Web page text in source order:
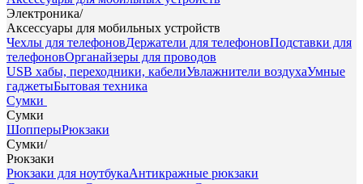
Электроника/
Аксессуары для мобильных устройств
Чехлы для телефоновДержатели для телефоновПодставки для
телефоновОрганайзеры для проводов
USB хабы, переходники, кабелиУвлажнители воздухаУмные
гаджетыБытовая техника
Сумки
Сумки
ШопперыРюкзаки
Сумки/
Рюкзаки
Рюкзаки для ноутбукаАнтикражные рюкзаки